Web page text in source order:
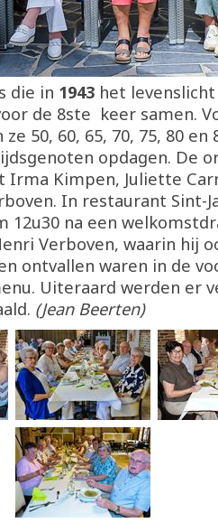
die in 1943 het levenslicht
de 8ste keer samen.
50, 60, 65, 70, 75, 80 en
opdagen. De
Kimpen, Juliette
In restaurant Sint-
12u30 na een
Verboven, waarin hij
ontvallen waren in de
Uiteraard werden er
(Jean Beerten)